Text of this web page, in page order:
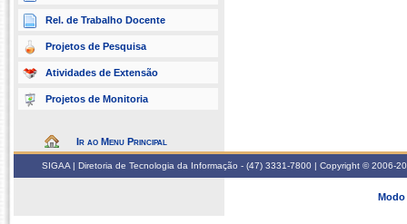
Rel. de Trabalho Docente
Projetos de Pesquisa
Atividades de Extensão
Projetos de Monitoria
Ir ao Menu Principal
SIGAA | Diretoria de Tecnologia da Informação - (47) 3331-7800 | Copyright © 2006-
Modo